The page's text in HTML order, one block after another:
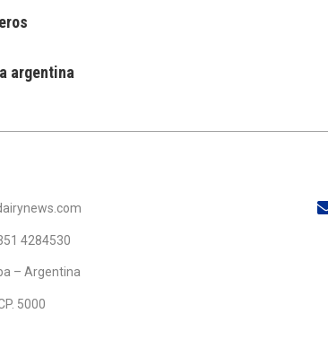
argentina
4284530
– Argentina
5000